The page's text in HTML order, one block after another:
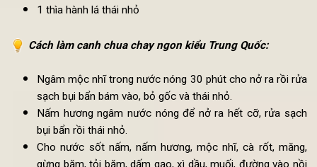
1 thìa dấm gạo
Muối
1 thìa đường
Đậu phụ
600ml nước
1 thìa dầu vừng
1 thìa hành lá thái nhỏ